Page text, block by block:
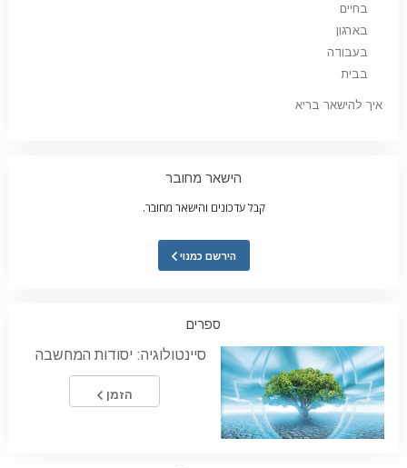
בחיים
בארגון
בעבודה
בבית
איך להישאר בריא
הישאר מחובר
קבל עדכונים והישאר מחובר.
הירשם כמנוי
ספרים
סיינטולוגיה: יסודות המחשבה
הזמן